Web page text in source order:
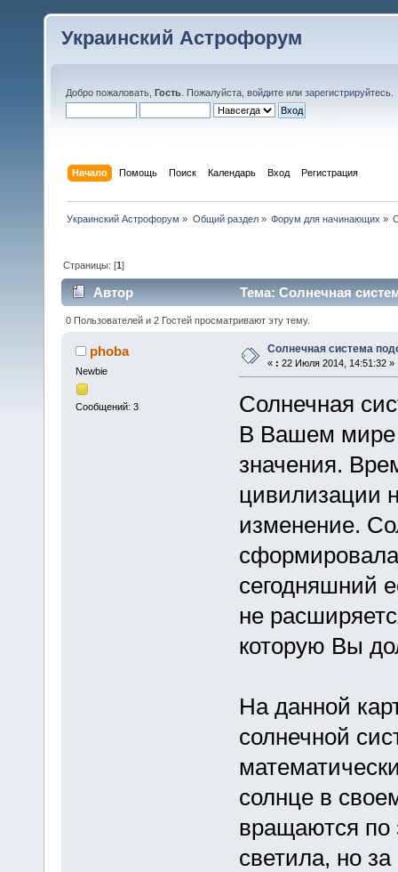
Украинский Астрофорум
Добро пожаловать, Гость . Пожалуйста, войдите или зарегистрируйтесь
Начало Помощь Поиск Календарь Вход Регистрация
Украинский Астрофорум » Общий раздел» Форум для начинающих »
Страницы: [1]
Автор Тема: Солнечная
0 Пользователей и 2 Гостей просматривают эту тему.
phoba
Newbie
Сообщений: 3
Солнечная система
« : 22 Июля 2014, 14:51:32 »
Солнечная
В Вашем мире
значения.
цивилизации
изменение.
сегодняшний
не
которую Вы
На данной
солнечной
солнце в
вращаются по
светила, но